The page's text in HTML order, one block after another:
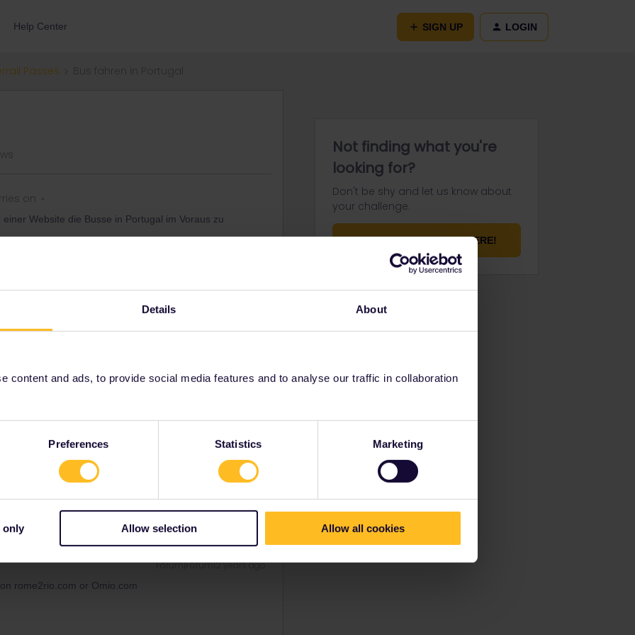
Details About
content and ads, to provide social media features and to analyse our traffic in collaboration
Preferences Statistics Marketing
only Allow selection Allow all cookies
Help Center SIGN UP LOGIN
Passes
on
Website die Busse in Portugal im Voraus zu
..
denn so preislich liegen? ist das mit den Bussen in
auch vor Ort beim Busfahrer ein Ticket kaufen?
on rome2rio.com or Omio.com
connection
Forum|Forum|2 years ago
rome2rio.com or Omio.com
Not finding what you're
looking for?
Don't be shy and let us know about
your challenge.
ASK YOUR QUESTION HERE!